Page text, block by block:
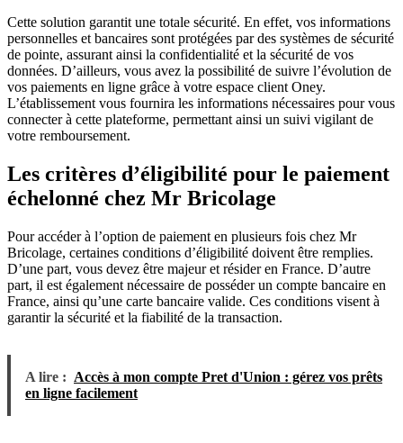
Cette solution garantit une totale sécurité. En effet, vos informations
personnelles et bancaires sont protégées par des systèmes de sécurité
de pointe, assurant ainsi la confidentialité et la sécurité de vos
données. D’ailleurs, vous avez la possibilité de suivre l’évolution de
vos paiements en ligne grâce à votre espace client Oney.
L’établissement vous fournira les informations nécessaires pour vous
connecter à cette plateforme, permettant ainsi un suivi vigilant de
votre remboursement.
Les critères d’éligibilité pour le paiement
échelonné chez Mr Bricolage
Pour accéder à l’option de paiement en plusieurs fois chez Mr
Bricolage, certaines conditions d’éligibilité doivent être remplies.
D’une part, vous devez être majeur et résider en France. D’autre
part, il est également nécessaire de posséder un compte bancaire en
France, ainsi qu’une carte bancaire valide. Ces conditions visent à
garantir la sécurité et la fiabilité de la transaction.
A lire : Accès à mon compte Pret d'Union : gérez vos prêts
en ligne facilement